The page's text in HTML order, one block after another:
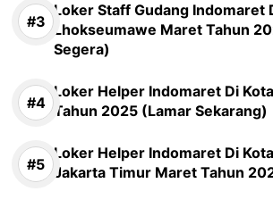
Loker Staff Gudang Indomaret
Lhokseumawe Maret Tahun
Segera)
Loker Helper Indomaret Di
Tahun 2025 (Lamar Sekarang)
Loker Helper Indomaret Di
Jakarta Timur Maret Tahun